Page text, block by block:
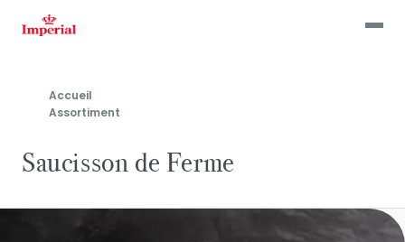
Accueil
Assortiment
Saucisson de Ferme